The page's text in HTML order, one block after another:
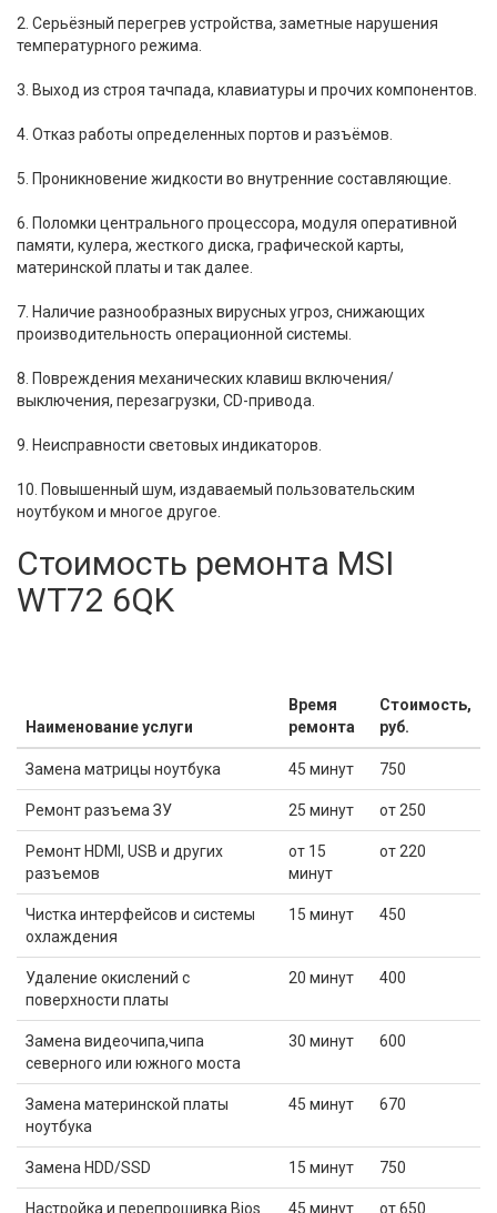
2. Серьёзный перегрев устройства, заметные нарушения
температурного режима.
3. Выход из строя тачпада, клавиатуры и прочих компонентов.
4. Отказ работы определенных портов и разъёмов.
5. Проникновение жидкости во внутренние составляющие.
6. Поломки центрального процессора, модуля оперативной
памяти, кулера, жесткого диска, графической карты,
материнской платы и так далее.
7. Наличие разнообразных вирусных угроз, снижающих
производительность операционной системы.
8. Повреждения механических клавиш включения/
выключения, перезагрузки, CD-привода.
9. Неисправности световых индикаторов.
10. Повышенный шум, издаваемый пользовательским
ноутбуком и многое другое.
Стоимость ремонта MSI
WT72 6QK
Наименование услуги
Время
ремонта
Стоимость,
руб.
Замена матрицы ноутбука 45 минут 750
Ремонт разъема ЗУ 25 минут от 250
Ремонт HDMI, USB и других
разъемов
от 15
минут
от 220
Чистка интерфейсов и системы
охлаждения
15 минут 450
Удаление окислений с
поверхности платы
20 минут 400
Замена видеочипа,чипа
северного или южного моста
30 минут 600
Замена материнской платы
ноутбука
45 минут 670
Замена HDD/SSD 15 минут 750
Настройка и перепрошивка Bios 45 минут от 650